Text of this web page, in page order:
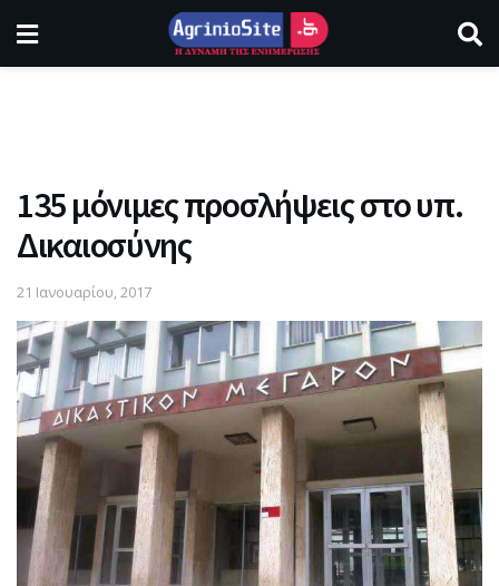
135 μόνιμες προσλήψεις στο υπ.
Δικαιοσύνης
21 Ιανουαρίου, 2017